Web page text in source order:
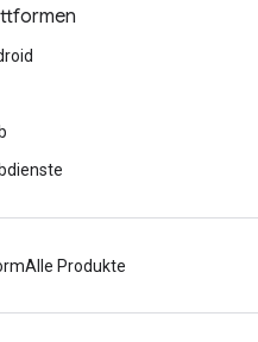
Alle Produkte